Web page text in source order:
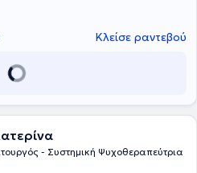
Κλείσε ραντεβού
- Συστημική Ψυχοθεραπεύτρια